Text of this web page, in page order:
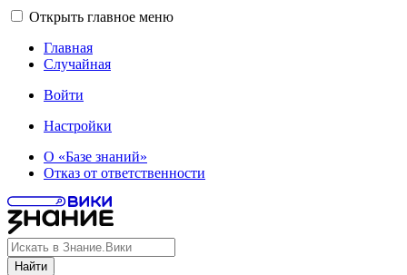
Открыть главное меню
Главная
Случайная
Войти
Настройки
О «Базе знаний»
Отказ от ответственности
Найти